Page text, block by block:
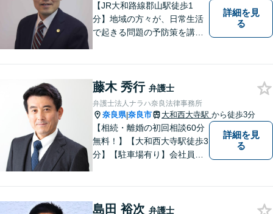
【JR大和路線郡山駅徒歩1
分】地域の方々が、日常生活
で起きる問題の予防策を講じ
身近な弁護士を目指していま
す。
詳細を見
る
藤木 秀行 弁護士
弁護士法人ナラハ奈良法律事務所
奈良県|奈良市 大和西大寺駅 から徒歩3分
【相続・離婚の初回相談60分
無料！】【大和西大寺駅徒歩3
分】【駐車場有り】会社員を
ましたら、どうぞお気軽にご
詳細を見
る
島田 裕次 弁護士